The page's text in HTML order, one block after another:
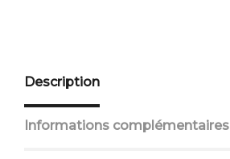
Description
Informations complémentaires